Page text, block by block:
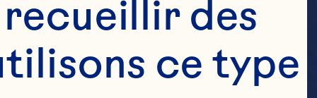
des
ce type